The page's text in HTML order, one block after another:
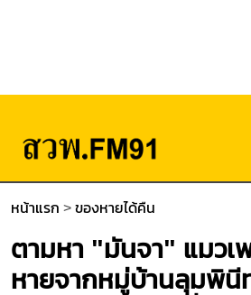
หน้าแรก > ของหายได้คืน
ตามหา "มันจา" แมวเ
หายจากหมู่บ้านลุมพินี